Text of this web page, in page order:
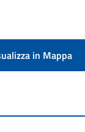
in Mappa